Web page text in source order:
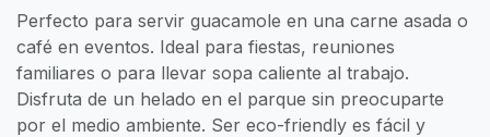
Perfecto para servir guacamole en una carne asada o
café en eventos. Ideal para fiestas, reuniones
familiares o para llevar sopa caliente al trabajo.
Disfruta de un helado en el parque sin preocuparte
por el medio ambiente. Ser eco-friendly es fácil y